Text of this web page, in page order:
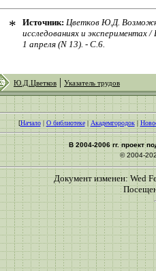
* Источник: Цветков Ю.Д.
исследованиях и
1 апреля (N 13). - С.6.
Ю.Д.Цветков | Указатель трудов
[Начало|О библиотеке|Академгородок|
В 2004-2006 гг. проект
© 2004-
Документ изменен: Wed